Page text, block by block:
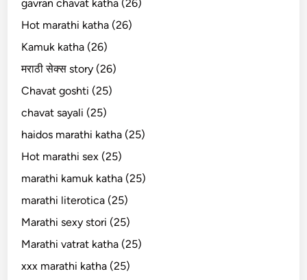
gavran chavat katha (26)
Hot marathi katha (26)
Kamuk katha (26)
मराठी सेक्स story (26)
Chavat goshti (25)
chavat sayali (25)
haidos marathi katha (25)
Hot marathi sex (25)
marathi kamuk katha (25)
marathi literotica (25)
Marathi sexy stori (25)
Marathi vatrat katha (25)
xxx marathi katha (25)